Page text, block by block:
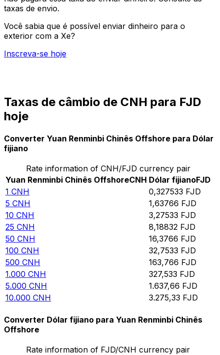
taxas de envio.
Você sabia que é possível enviar dinheiro para o
exterior com a Xe?
Inscreva-se hoje
Taxas de câmbio de CNH para FJD
hoje
Converter Yuan Renminbi Chinês Offshore para Dólar
fijiano
Rate information of CNH/FJD currency pair
Yuan Renminbi Chinês OffshoreCNH Dólar fijianoFJD
1 CNH 0,327533 FJD
5 CNH 1,63766 FJD
10 CNH 3,27533 FJD
25 CNH 8,18832 FJD
50 CNH 16,3766 FJD
100 CNH 32,7533 FJD
500 CNH 163,766 FJD
1.000 CNH 327,533 FJD
5.000 CNH 1.637,66 FJD
10.000 CNH 3.275,33 FJD
Converter Dólar fijiano para Yuan Renminbi Chinês
Offshore
Rate information of FJD/CNH currency pair